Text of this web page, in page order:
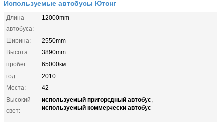
Используемые автобусы Ютонг
Длина
автобуса:
12000mm
Ширина:
2550mm
Высота:
3890mm
пробег:
65000км
год:
2010
Места:
42
Высокий
свет:
используемый пригородный автобус,
используемый коммерчески автобус